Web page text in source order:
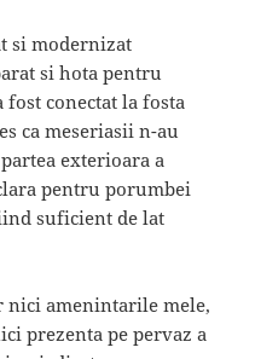
si modernizat
si hota pentru
conectat la fosta
ca meseriasii n-au
exterioara a
pentru porumbei
suficient de lat
amenintarile mele,
prezenta pe pervaz a